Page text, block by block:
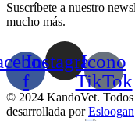
Suscríbete a nuestro
mucho más.
f
InstagramIcono
TikTok
© 2024 KandoVet. Todos
desarrollada porEsloogan